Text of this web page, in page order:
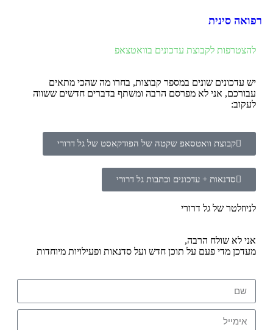
רפואה סינית
להצטרפות לקבוצת עדכונים בוואטצאפ
יש עדכונים שונים במספר קבוצות, בחרו מה שהכי מתאים
עבורכם, אני לא מפרסם הרבה ומשתף בדברים חדשים ששווה
לעקוב:
קבוצת וואטסאפ שקטה של הפודקאסט של גל דרורי
סדנאות + עדכונים וכתבות גל דרורי
לניוזלטר של גל דרורי
אני לא שולח הרבה,
מעדכן מדי פעם על תוכן חדש ועל סדנאות ופעילויות מיוחדות